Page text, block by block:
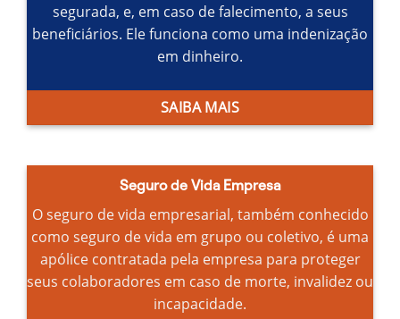
segurada, e, em caso de falecimento, a seus
beneficiários. Ele funciona como uma indenização
em dinheiro.
SAIBA MAIS
Seguro de Vida Empresa
O seguro de vida empresarial, também conhecido
como seguro de vida em grupo ou coletivo, é uma
apólice contratada pela empresa para proteger
seus colaboradores em caso de morte, invalidez ou
incapacidade.